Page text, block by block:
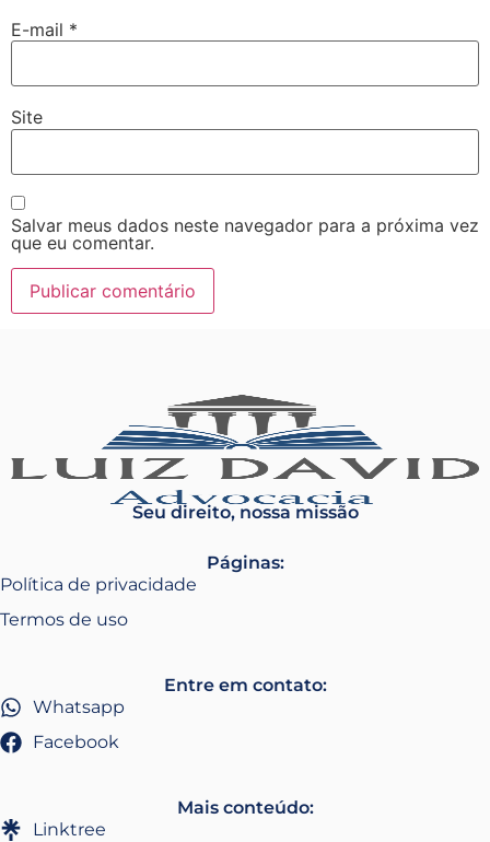
E-mail *
Site
Salvar meus dados neste navegador para a próxima vez
que eu comentar.
Seu direito, nossa missão
Política de privacidade
Termos de uso
Páginas:
Whatsapp
Facebook
Entre em contato:
Linktree
Mais conteúdo: